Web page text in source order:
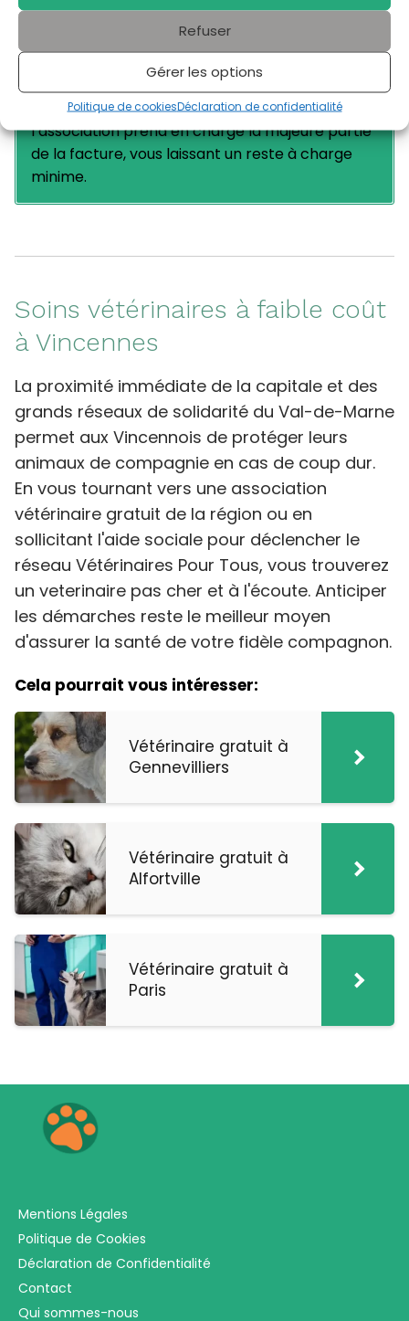
Refuser
Gérer les options
Politique de cookiesDéclaration de confidentialité
Le réseau VPT est très actif dans le 94, y
compris pour les résidents de Vincennes. Ce
dispositif solidaire met en relation des cliniques
vétérinaires privées locales et les services
sociaux (CCAS) de la mairie. Si vous êtes éligible,
l’association prend en charge la majeure partie
de la facture, vous laissant un reste à charge
minime.
Soins vétérinaires à faible coût
à Vincennes
La proximité immédiate de la capitale et des
grands réseaux de solidarité du Val-de-Marne
permet aux Vincennois de protéger leurs
animaux de compagnie en cas de coup dur.
En vous tournant vers une association
vétérinaire gratuit de la région ou en
sollicitant l'aide sociale pour déclencher le
réseau Vétérinaires Pour Tous, vous trouverez
un veterinaire pas cher et à l'écoute. Anticiper
les démarches reste le meilleur moyen
d'assurer la santé de votre fidèle compagnon.
Cela pourrait vous intéresser:
Vétérinaire gratuit à
Gennevilliers
Vétérinaire gratuit à
Alfortville
Vétérinaire gratuit à
Paris
Mentions Légales
Politique de Cookies
Déclaration de Confidentialité
Contact
Qui sommes-nous